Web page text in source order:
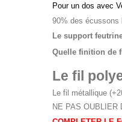
Pour un dos avec
90% des écussons
Le support
Quelle finition de
Le fil
Le fil métallique
NE PAS OUBLIER